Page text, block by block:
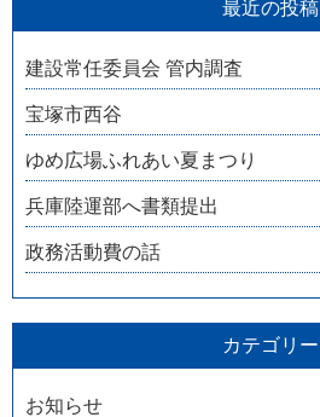
最近の投稿
建設常任委員会 管内調査
宝塚市西谷
ゆめ広場ふれあい夏まつり
兵庫陸運部へ書類提出
政務活動費の話
カテゴリー
お知らせ